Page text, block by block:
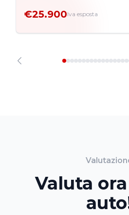
€25.900Iva esposta
Valuta